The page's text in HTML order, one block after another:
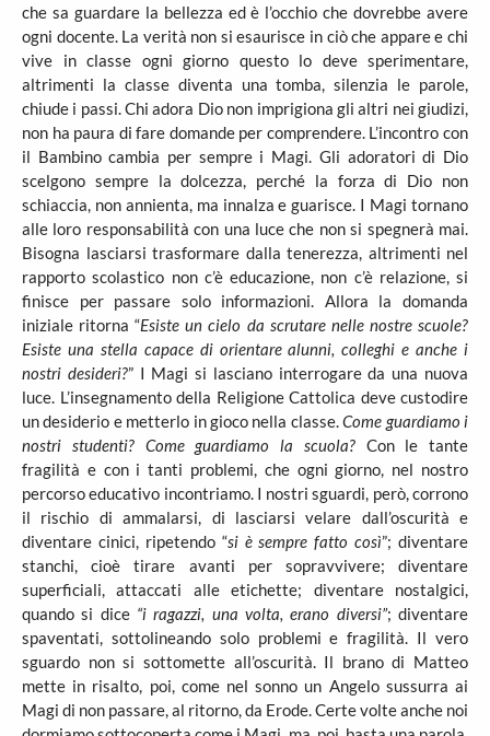
che sa guardare la bellezza ed è l’occhio che dovrebbe avere
ogni docente. La verità non si esaurisce in ciò che appare e chi
vive in classe ogni giorno questo lo deve sperimentare,
altrimenti la classe diventa una tomba, silenzia le parole,
chiude i passi. Chi adora Dio non imprigiona gli altri nei giudizi,
non ha paura di fare domande per comprendere. L’incontro con
il Bambino cambia per sempre i Magi. Gli adoratori di Dio
scelgono sempre la dolcezza, perché la forza di Dio non
schiaccia, non annienta, ma innalza e guarisce. I Magi tornano
alle loro responsabilità con una luce che non si spegnerà mai.
Bisogna lasciarsi trasformare dalla tenerezza, altrimenti nel
rapporto scolastico non c’è educazione, non c’è relazione, si
finisce per passare solo informazioni. Allora la domanda
iniziale ritorna “Esiste un cielo da scrutare nelle nostre scuole?
Esiste una stella capace di orientare alunni, colleghi e anche i
nostri desideri?” I Magi si lasciano interrogare da una nuova
luce. L’insegnamento della Religione Cattolica deve custodire
un desiderio e metterlo in gioco nella classe.Come guardiamo i
nostri studenti? Come guardiamo la scuola?Con le tante
fragilità e con i tanti problemi, che ogni giorno, nel nostro
percorso educativo incontriamo. I nostri sguardi, però, corrono
il rischio di ammalarsi, di lasciarsi velare dall’oscurità e
diventare cinici, ripetendo “si è sempre fatto così”; diventare
stanchi, cioè tirare avanti per sopravvivere; diventare
superficiali, attaccati alle etichette; diventare nostalgici,
quando si dice “i ragazzi, una volta, erano diversi”; diventare
spaventati, sottolineando solo problemi e fragilità. Il vero
sguardo non si sottomette all’oscurità. Il brano di Matteo
mette in risalto, poi, come nel sonno un Angelo sussurra ai
Magi di non passare, al ritorno, da Erode. Certe volte anche noi